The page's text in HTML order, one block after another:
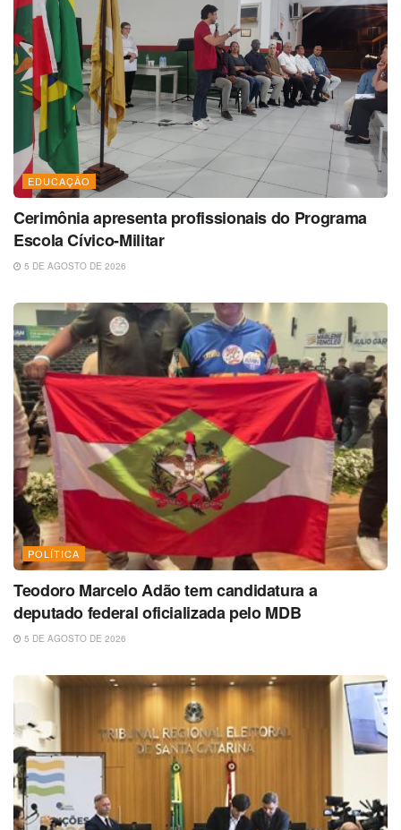
EDUCAÇÃO
Cerimônia apresenta profissionais do Programa
Escola Cívico-Militar
5 DE AGOSTO DE 2026
POLÍTICA
Teodoro Marcelo Adão tem candidatura a
deputado federal oficializada pelo MDB
5 DE AGOSTO DE 2026